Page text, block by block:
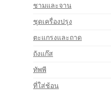
ชามและจาน
ชุดเครื่องปรุง
ตะแกรงและถาด
ถังแก๊ส
ทัพพี
ที่ใส่ช้อน